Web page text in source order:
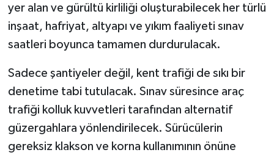
yer alan ve gürültü kirliliği oluşturabilecek her türlü
inşaat, hafriyat, altyapı ve yıkım faaliyeti sınav
saatleri boyunca tamamen durdurulacak.
Sadece şantiyeler değil, kent trafiği de sıkı bir
denetime tabi tutulacak. Sınav süresince araç
trafiği kolluk kuvvetleri tarafından alternatif
güzergahlara yönlendirilecek. Sürücülerin
gereksiz klakson ve korna kullanımının önüne